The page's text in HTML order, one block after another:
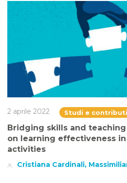
2 aprile 2022 Studi e
Bridging skills and
on learning effectiveness
activities
Cristiana Cardinali,